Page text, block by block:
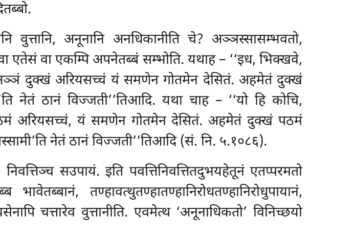
वुत्तानि, अनूनानि अनधिकानीति चे? अञ्ञस्सासम्भवतो,
वा एकम्पि अपनेतब्बं सम्भोति. यथाह – ‘‘इध, भिक्खवे,
अञ्ञं दुक्खं अरियसच्चं यं समणेन गोतमेन देसितं. अहमेतं दुक्खं
ठानं विज्जती’’तिआदि. यथा चाह – ‘‘यो हि कोचि,
अरियसच्चं, यं समणेन गोतमेन देसितं. अहमेतं दुक्खं पठमं
नेतं ठानं विज्जती’’तिआदि (सं. नि. ५.१०८६).
सउपायं. इति पवत्तिनिवत्तितदुभयहेतूनंएतप्परमतो
तण्हावत्थुतण्हातण्हानिरोधतण्हानिरोधुपायानं,
चत्तारेव वुत्तानीति. एवमेत्थ ‘अनूनाधिकतो’ विनिच्छयो